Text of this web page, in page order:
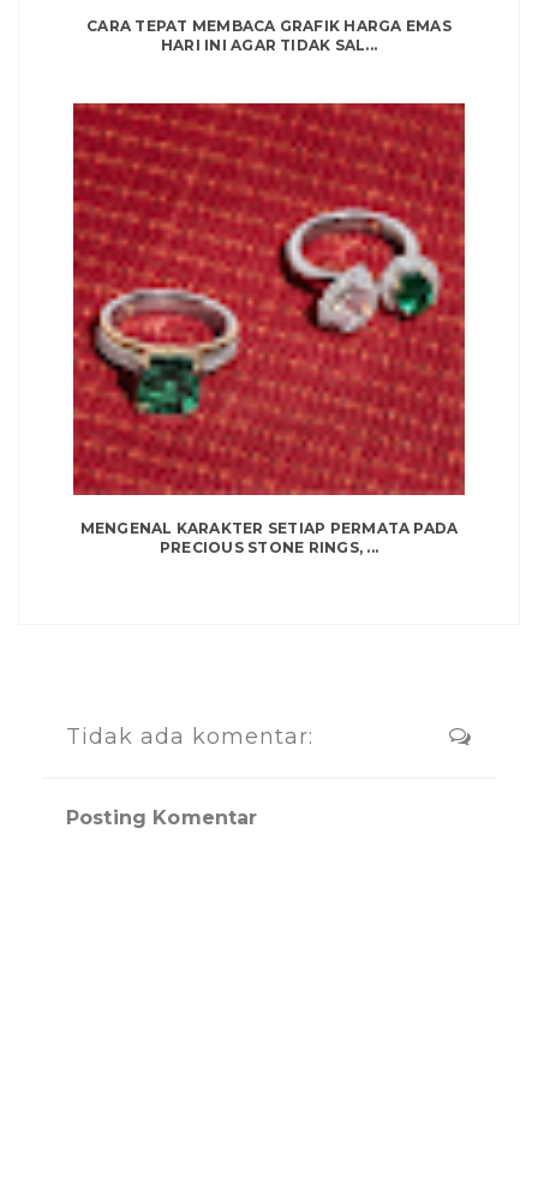
CARA TEPAT MEMBACA GRAFIK HARGA EMAS
HARI INI AGAR TIDAK SAL...
MENGENAL KARAKTER SETIAP PERMATA PADA
PRECIOUS STONE RINGS, ...
Tidak ada komentar:
Posting Komentar